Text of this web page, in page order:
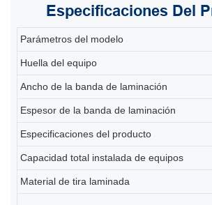
Especificaciones Del
Parámetros del modelo
Huella del equipo
Ancho de la banda de laminación
Espesor de la banda de laminación
Especificaciones del producto
Capacidad total instalada de equipos
Material de tira laminada